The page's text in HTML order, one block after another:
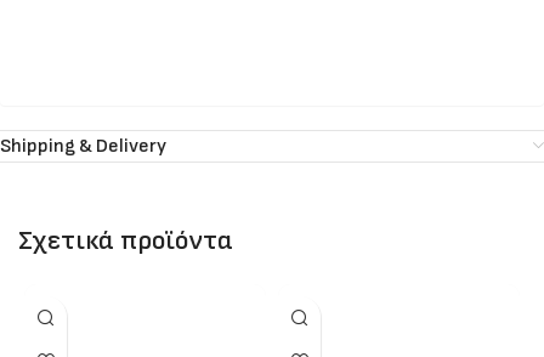
Shipping & Delivery
Σχετικά προϊόντα